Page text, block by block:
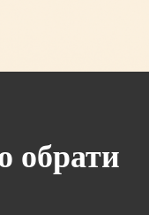
обрати